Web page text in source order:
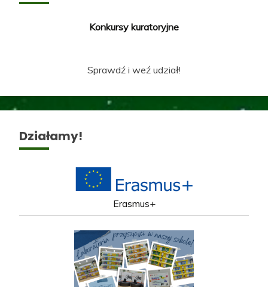
Konkursy kuratoryjne
Sprawdź i weź udział!
Działamy!
Erasmus+